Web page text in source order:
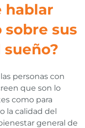
hablar
sobre sus
personas con
que son lo
como para
la calidad del
general de